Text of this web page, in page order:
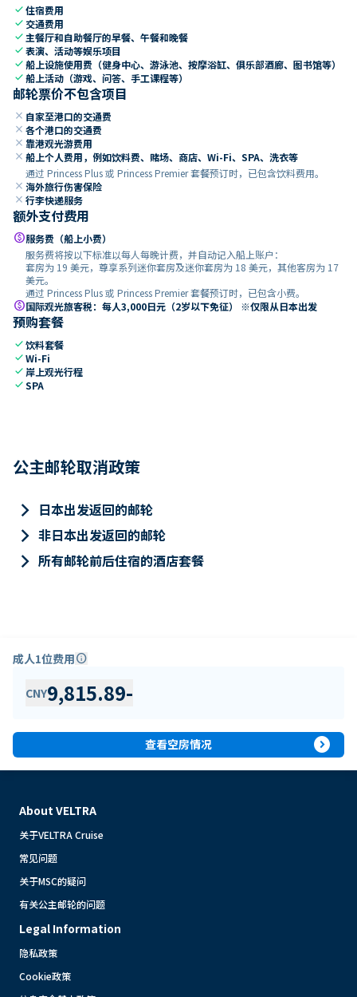
check住宿费用
check 交通费用
check 主餐厅和自助餐厅的早餐、午餐和晚餐
check表演、活动等娱乐项目
check船上设施使用费（健身中心、游泳池、按摩浴缸、俱乐部酒廊、图书馆等）
check船上活动（游戏、问答、手工课程等）
邮轮票价不包含项目
close 自家至港口的交通费
close 各个港口的交通费
close 靠港观光游费用
close 船上个人费用，例如饮料费、赌场、商店、Wi-Fi、SPA、洗衣等
通过 Princess Plus 或 Princess Premier 套餐预订时，已包含饮料费用。
close 海外旅行伤害保险
close 行李快递服务
额外支付费用
paid服务费（船上小费）
服务费将按以下标准以每人每晚计费，并自动记入船上账户：
套房为 19 美元，尊享系列迷你套房及迷你套房为 18 美元，其他客房为 17
美元。
通过 Princess Plus 或 Princess Premier 套餐预订时，已包含小费。
paid国际观光旅客税：每人3,000日元（2岁以下免征） ※仅限从日本出发
预购套餐
check饮料套餐
checkWi-Fi
check 岸上观光行程
checkSPA
公主邮轮取消政策
keyboard_arrow_right 日本出发返回的邮轮
keyboard_arrow_right 非日本出发返回的邮轮
keyboard_arrow_right 所有邮轮前后住宿的酒店套餐
成人1位费用info
CNY9,815.89-
查看空房情况 expand_circle_right
About VELTRA
关于VELTRA Cruise
常见问题
关于MSC的疑问
有关公主邮轮的问题
Legal Information
隐私政策
Cookie政策